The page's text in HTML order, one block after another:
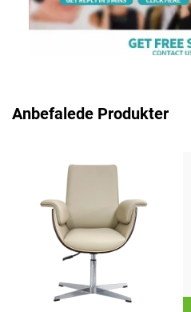
Anbefalede Produkter